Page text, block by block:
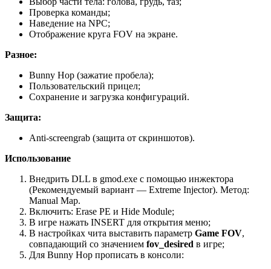
Проверка команды;
Наведение на NPC;
Отображение круга FOV на экране.
Разное:
Bunny Hop (зажатие пробела);
Пользовательский прицел;
Сохранение и загрузка конфигураций.
Защита:
Anti-screengrab (защита от скриншотов).
Использование
Внедрить DLL в gmod.exe с помощью инжектора
(Рекомендуемый вариант — Extreme Injector). Метод:
Manual Map.
Включить: Erase PE и Hide Module;
В игре нажать INSERT для открытия меню;
В настройках чита выставить параметр Game FOV,
совпадающий со значением fov_desired в игре;
Для Bunny Hop прописать в консоли: